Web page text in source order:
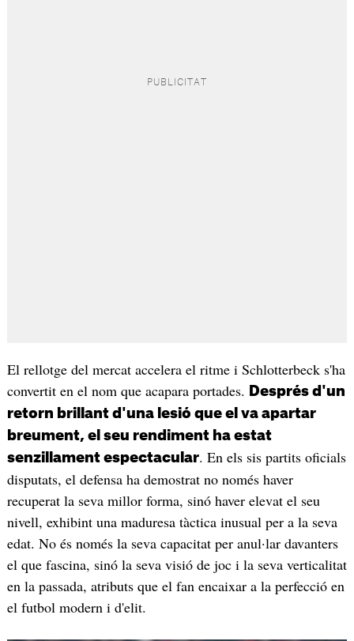
El rellotge del mercat accelera el ritme i Schlotterbeck s'ha
convertit en el nom que acapara portades.
Després d'un
retorn brillant d'una lesió que el va apartar
breument, el seu rendiment ha estat
senzillament espectacular. En els sis partits oficials
disputats, el defensa ha demostrat no només haver
recuperat la seva millor forma, sinó haver elevat el seu
nivell, exhibint una maduresa tàctica inusual per a la seva
edat. No és només la seva capacitat per anul·lar davanters
el que fascina, sinó la seva visió de joc i la seva verticalitat
en la passada, atributs que el fan encaixar a la perfecció en
el futbol modern i d'elit.